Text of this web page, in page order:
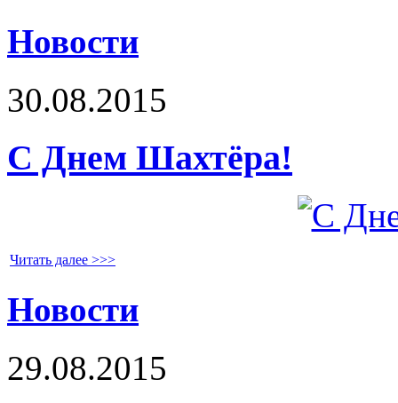
Новости
30.08.2015
С Днем Шахтёра!
Читать далее >>>
Новости
29.08.2015